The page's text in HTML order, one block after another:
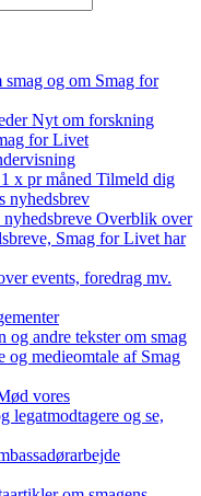
smag og om Smag for
Nyt om forskning
for Livet
x pr måned Tilmeld dig
nyhedsbrev
Overblik over
Smag for Livet har
events, foredrag mv.
og andre tekster om smag
og medieomtale af Smag
vores
legatmodtagere og se,